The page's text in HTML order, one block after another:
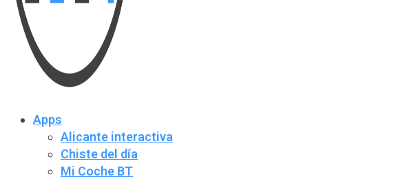
Apps
Alicante interactiva
Chiste del día
Mi Coche BT